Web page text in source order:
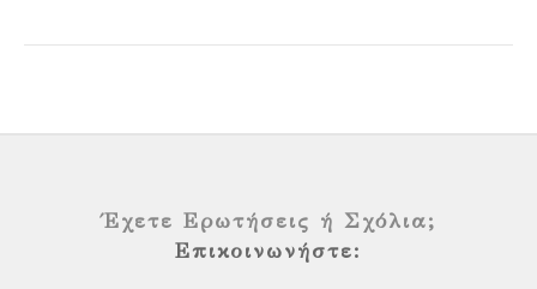
Έχετε Ερωτήσεις ή Σχόλια;
Επικοινωνήστε: